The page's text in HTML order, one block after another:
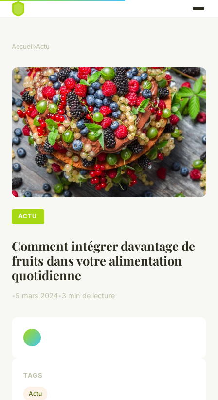
Accueil›Actu
ACTU
Comment intégrer davantage de
fruits dans votre alimentation
quotidienne
•5 mars 2024•3 min de lecture
TAGS
Actu